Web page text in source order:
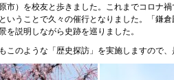
市）を校友と歩きました。これまでコロナ禍
いうことで久々の催行となりました。「鎌倉
を説明しながら史跡を巡りました。
のような「歴史探訪」を実施しますので、